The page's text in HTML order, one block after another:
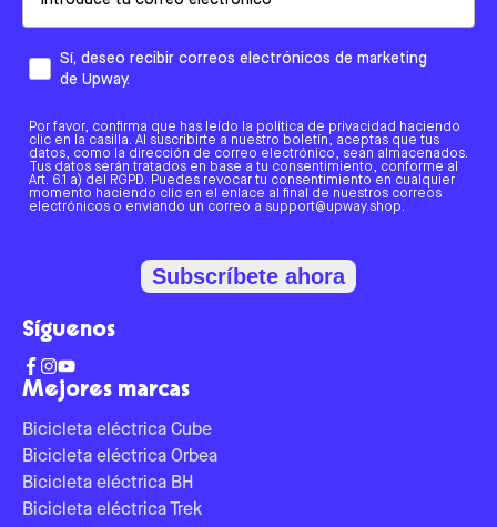
Mejores marcas
Bicicleta eléctrica Cube
Bicicleta eléctrica Orbea
Bicicleta eléctrica BH
Bicicleta eléctrica Trek
Sí, deseo recibir correos electrónicos de marketing
de Upway.
Por favor, confirma que has leído la política de privacidad haciendo
clic en la casilla. Al suscribirte a nuestro boletín, aceptas que tus
datos, como la dirección de correo electrónico, sean almacenados.
Tus datos serán tratados en base a tu consentimiento, conforme al
Art. 6.1 a) del RGPD. Puedes revocar tu consentimiento en cualquier
momento haciendo clic en el enlace al final de nuestros correos
electrónicos o enviando un correo a support@upway.shop.
Subscríbete ahora
Síguenos